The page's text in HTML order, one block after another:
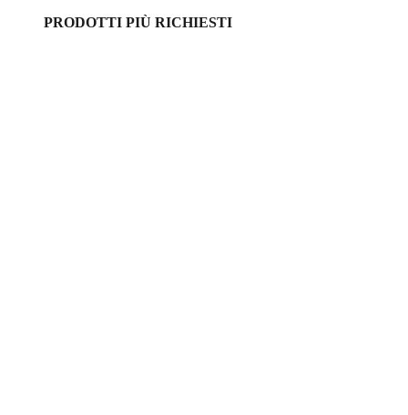
PRODOTTI PIÙ RICHIESTI